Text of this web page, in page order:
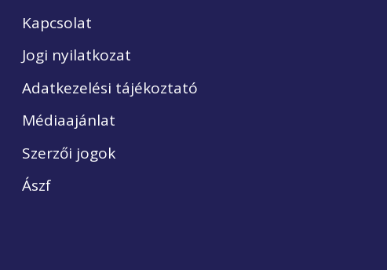
Kapcsolat
Jogi nyilatkozat
Adatkezelési tájékoztató
Médiaajánlat
Szerzői jogok
Ászf